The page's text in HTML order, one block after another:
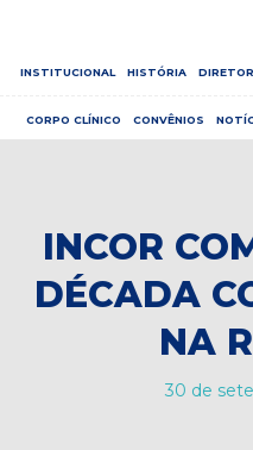
INSTITUCIONAL HISTÓRIA
CORPO CLÍNICO CONVÊNIOS
INCOR
DÉCADA
NA
30 de